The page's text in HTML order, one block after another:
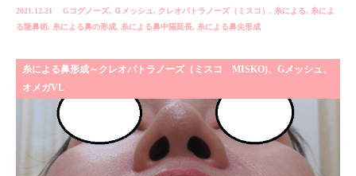
2021.12.21 Gコグノーズ, Ｇメッシュ, クレオパトラノーズ（ミスコ） , 糸による, 糸によ
る隆鼻術, 糸による鼻の形成, 糸による鼻中隔延長, 糸による鼻尖形成
糸による鼻形成～クレオパトラノーズ（ミスコ MISKO)、Gメッシュ、
オメガVL